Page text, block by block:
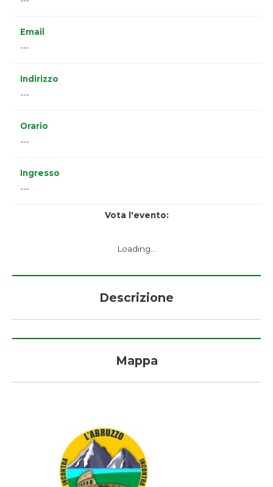
Email
---
Indirizzo
---
Orario
---
Ingresso
---
Vota l'evento:
Loading...
Descrizione
Mappa